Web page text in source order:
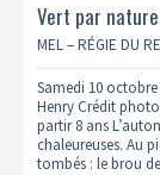
Vert par
MEL – RÉGIE DU
Samedi 10
Henry Crédit
partir 8 ans
chaleureuses. Au
tombés : le brou